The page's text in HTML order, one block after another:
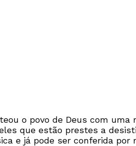
o povo de Deus com
que estão prestes a
e já pode ser conferida por